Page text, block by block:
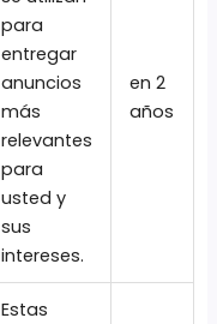
para
entregar
anuncios
más
relevantes
para
usted y
sus
intereses.
en 2
años
Estas